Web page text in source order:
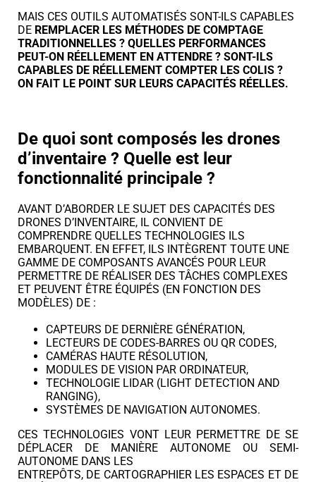
MAIS CES OUTILS AUTOMATISÉS SONT-ILS CAPABLES
DE REMPLACER LES MÉTHODES DE COMPTAGE
TRADITIONNELLES ? QUELLES PERFORMANCES
PEUT-ON RÉELLEMENT EN ATTENDRE ? SONT-ILS
CAPABLES DE RÉELLEMENT COMPTER LES COLIS ?
ON FAIT LE POINT SUR LEURS CAPACITÉS RÉELLES.
De quoi sont composés les drones
d’inventaire ? Quelle est leur
fonctionnalité principale ?
AVANT D’ABORDER LE SUJET DES CAPACITÉS DES
DRONES D’INVENTAIRE, IL CONVIENT DE
COMPRENDRE QUELLES TECHNOLOGIES ILS
EMBARQUENT. EN EFFET, ILS INTÈGRENT TOUTE UNE
GAMME DE COMPOSANTS AVANCÉS POUR LEUR
PERMETTRE DE RÉALISER DES TÂCHES COMPLEXES
ET PEUVENT ÊTRE ÉQUIPÉS (EN FONCTION DES
MODÈLES) DE :
CAPTEURS DE DERNIÈRE GÉNÉRATION,
LECTEURS DE CODES-BARRES OU QR CODES,
CAMÉRAS HAUTE RÉSOLUTION,
MODULES DE VISION PAR ORDINATEUR,
TECHNOLOGIE LIDAR (LIGHT DETECTION AND
RANGING),
SYSTÈMES DE NAVIGATION AUTONOMES.
CES TECHNOLOGIES VONT LEUR PERMETTRE DE SE
DÉPLACER DE MANIÈRE AUTONOME OU SEMI-
AUTONOME DANS LES
ENTREPÔTS, DE CARTOGRAPHIER LES ESPACES ET DE